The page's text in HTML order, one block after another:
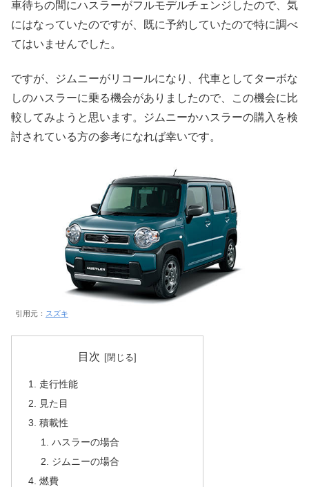
車待ちの間にハスラーがフルモデルチェンジしたので、気
にはなっていたのですが、既に予約していたので特に調べ
てはいませんでした。
ですが、ジムニーがリコールになり、代車としてターボな
しのハスラーに乗る機会がありましたので、この機会に比
較してみようと思います。ジムニーかハスラーの購入を検
討されている方の参考になれば幸いです。
引用元： スズキ
目次
走行性能
見た目
積載性
ハスラーの場合
ジムニーの場合
燃費